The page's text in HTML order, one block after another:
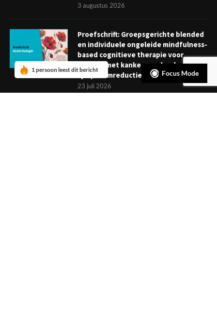
3 augustus 2026
Proefschrift: Groepsgerichte blended
en individuele ongeleide mindfulness-
based cognitieve therapie voor
mensen met kanker: verder dan
symptoomreductie
23 juli 2026
Focus Mode
1 persoon leest dit bericht